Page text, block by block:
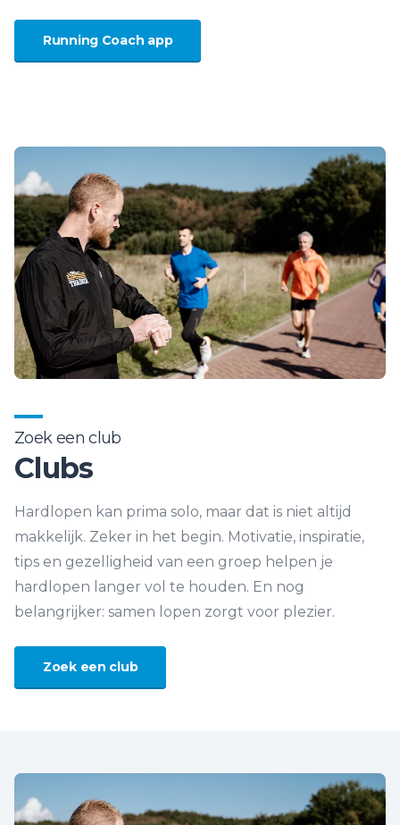
Running Coach app
Zoek een club
Clubs
Hardlopen kan prima solo, maar dat is niet altijd
makkelijk. Zeker in het begin. Motivatie, inspiratie,
tips en gezelligheid van een groep helpen je
hardlopen langer vol te houden. En nog
belangrijker: samen lopen zorgt voor plezier.
Zoek een club